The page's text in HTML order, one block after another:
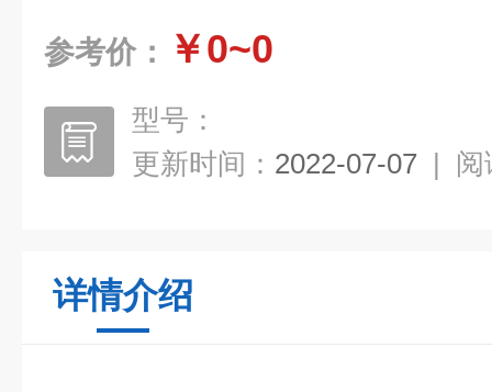
参考价： ￥0~0
型号：
更新时间： 2022-07-07 | 阅
详情介绍